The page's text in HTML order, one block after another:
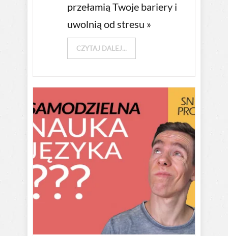
przełamią Twoje bariery i
uwolnią od stresu »
CZYTAJ DALEJ...